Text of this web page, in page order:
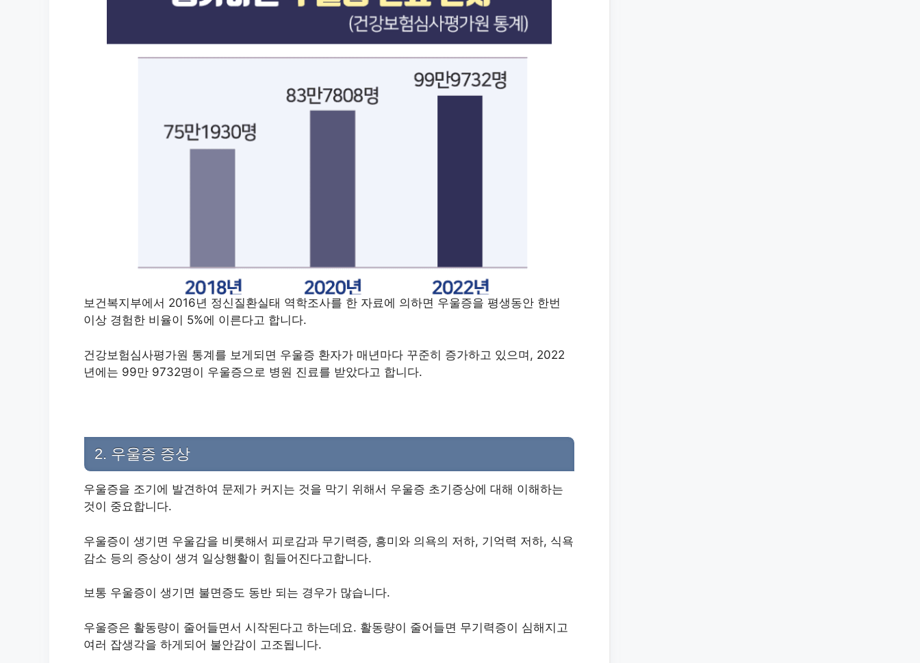
보건복지부에서 2016년 정신질환실태 역학조사를 한 자료에 의하면 우울증을 평생동안 한번
이상 경험한 비율이 5%에 이른다고 합니다.
건강보험심사평가원 통계를 보게되면 우울증 환자가 매년마다 꾸준히 증가하고 있으며, 2022
년에는 99만 9732명이 우울증으로 병원 진료를 받았다고 합니다.
2. 우울증 증상
우울증을 조기에 발견하여 문제가 커지는 것을 막기 위해서 우울증 초기증상에 대해 이해하는
것이 중요합니다.
우울증이 생기면 우울감을 비롯해서 피로감과 무기력증, 흥미와 의욕의 저하, 기억력 저하, 식욕
감소 등의 증상이 생겨 일상행활이 힘들어진다고합니다.
보통 우울증이 생기면 불면증도 동반 되는 경우가 많습니다.
우울증은 활동량이 줄어들면서 시작된다고 하는데요. 활동량이 줄어들면 무기력증이 심해지고
여러 잡생각을 하게되어 불안감이 고조됩니다.